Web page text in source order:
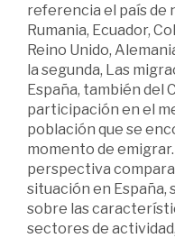
referencia el país de
Rumania, Ecuador,
Reino Unido,
la segunda, Las
España, también del
participación en el
población que se
momento de
perspectiva
situación en
sobre las
sectores de